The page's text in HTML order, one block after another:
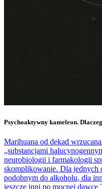
Psychoaktywny kameleon.
Marihuana od dekad
„substancjami
neurobiologii i farmakologii
skomplikowanie. Dla jednych
podobnym do alkoholu, dla
jeszcze inni po mocnej